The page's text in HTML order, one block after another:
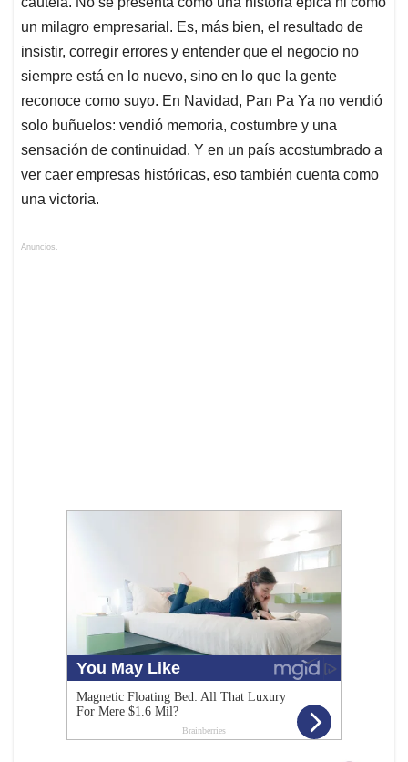
un milagro empresarial. Es, más bien, el resultado de
insistir, corregir errores y entender que el negocio no
siempre está en lo nuevo, sino en lo que la gente
reconoce como suyo. En Navidad, Pan Pa Ya no vendió
solo buñuelos: vendió memoria, costumbre y una
sensación de continuidad. Y en un país acostumbrado a
ver caer empresas históricas, eso también cuenta como
una victoria.
Anuncios.